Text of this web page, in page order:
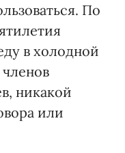
По
в холодной
никакой
или